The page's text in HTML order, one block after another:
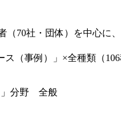
（70社・団体）を中心
（事例）」×全種類（
」分野 全般